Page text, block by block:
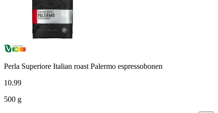
Perla Superiore Italian roast Palermo espressobonen
10.99
500 g